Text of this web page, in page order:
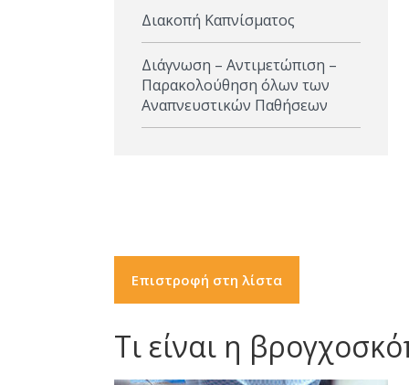
Πνευμονία
Διακοπή Καπνίσματος
Διάγνωση – Αντιμετώπιση –
Παρακολούθηση όλων των
Αναπνευστικών Παθήσεων
Επιστροφή στη λίστα
Τι είναι η